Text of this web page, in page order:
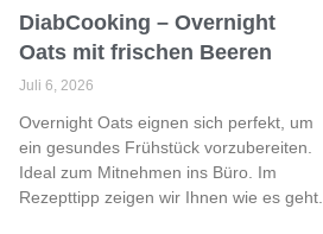
DiabCooking – Overnight
Oats mit frischen Beeren
Juli 6, 2026
Overnight Oats eignen sich perfekt, um
ein gesundes Frühstück vorzubereiten.
Ideal zum Mitnehmen ins Büro. Im
Rezepttipp zeigen wir Ihnen wie es geht.